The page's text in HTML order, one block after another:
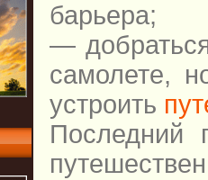
барьера;
—
самолете,
устроить
Последний